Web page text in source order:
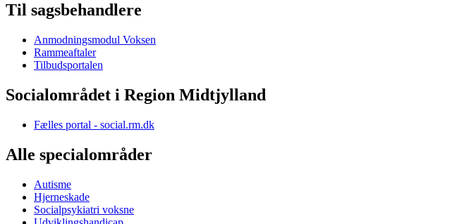
Til sagsbehandlere
Anmodningsmodul Voksen
Rammeaftaler
Tilbudsportalen
Socialområdet i Region Midtjylland
Fælles portal - social.rm.dk
Alle specialområder
Autisme
Hjerneskade
Socialpsykiatri voksne